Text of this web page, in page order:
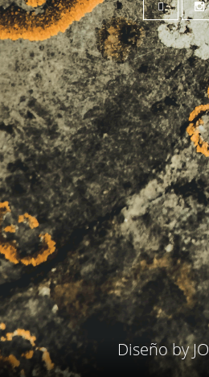

Diseño by